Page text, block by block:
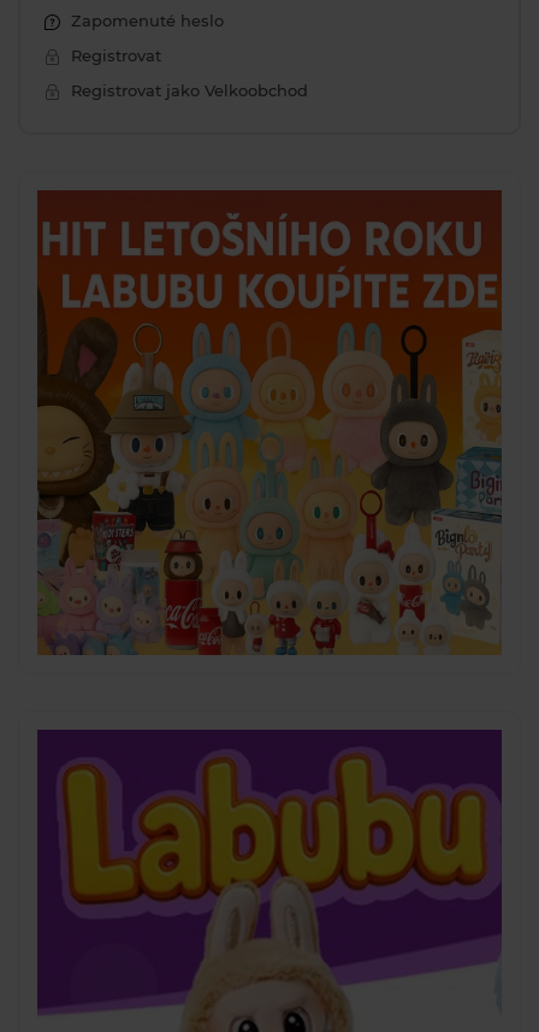
Zapomenuté heslo
Registrovat
Registrovat jako Velkoobchod